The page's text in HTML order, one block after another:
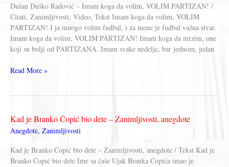
Dušan Duško Radović – Imam koga da volim, VOLIM PARTIZAN! /
Citati, Zanimljivosti, Video, Tekst Imam koga da volim, VOLIM
PARTIZAN! I ja mnogo volim fudbal, i za mene je fudbal važna stvar.
Imam koga da volim, VOLIM PARTIZAN! Imam koga da mrzim, one
koji su bolji od PARTIZANA. Imam svake nedelje, bar jednom, jedan
Dušan
koga
da
VOLIM
Read More »
Kad je Branko Ćopić bio dete – Zanimljivosti, anegdote
Anegdote, Zanimljivosti
Kad je Branko Ćopić bio dete – Zanimljivosti, anegdote / Tekst Kad je
Branko Ćopić bio dete Ime sa čaše Ujak Branka Ćopića imao je